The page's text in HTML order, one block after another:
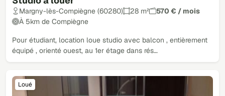
Margny-lès-Compiègne (60280) 28 m²
570 € / mois
À 5km de Compiègne
Pour étudiant, location loue studio avec balcon , entièrement
équipé , orienté ouest, au 1er étage dans rés…
Loué